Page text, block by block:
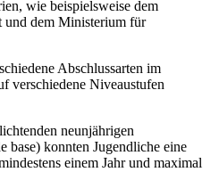
wie beispielsweise dem
dem Ministerium für
Abschlussarten im
verschiedene Niveaustufen
neunjährigen
base) konnten Jugendliche eine
einem Jahr und maximal